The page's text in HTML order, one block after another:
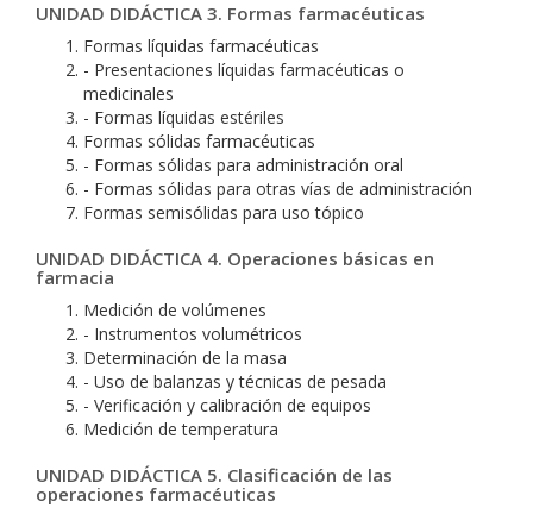
UNIDAD DIDÁCTICA 3. Formas farmacéuticas
Formas líquidas farmacéuticas
- Presentaciones líquidas farmacéuticas o
medicinales
- Formas líquidas estériles
Formas sólidas farmacéuticas
- Formas sólidas para administración oral
- Formas sólidas para otras vías de administración
Formas semisólidas para uso tópico
UNIDAD DIDÁCTICA 4. Operaciones básicas en
farmacia
Medición de volúmenes
- Instrumentos volumétricos
Determinación de la masa
- Uso de balanzas y técnicas de pesada
- Verificación y calibración de equipos
Medición de temperatura
UNIDAD DIDÁCTICA 5. Clasificación de las
operaciones farmacéuticas